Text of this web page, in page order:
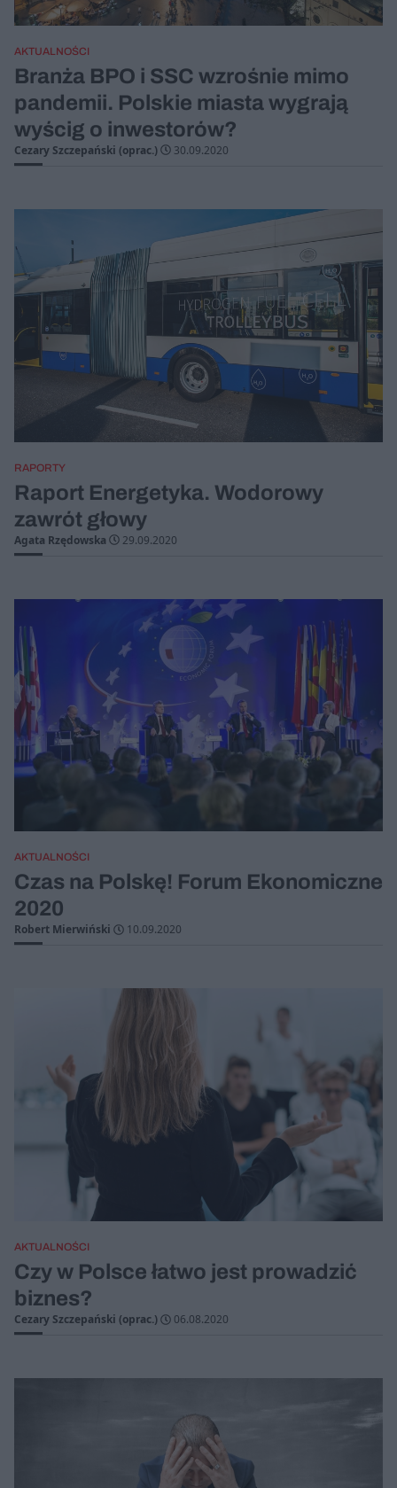
AKTUALNOŚCI
Branża BPO i SSC wzrośnie mimo
pandemii. Polskie miasta wygrają
wyścig o inwestorów?
Cezary Szczepański (oprac.) 30.09.2020
RAPORTY
Raport Energetyka. Wodorowy
zawrót głowy
Agata Rzędowska 29.09.2020
AKTUALNOŚCI
Czas na Polskę! Forum Ekonomiczne
2020
Robert Mierwiński 10.09.2020
AKTUALNOŚCI
Czy w Polsce łatwo jest prowadzić
biznes?
Cezary Szczepański (oprac.) 06.08.2020